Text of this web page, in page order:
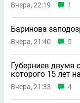
Вчера, 22:19 1
Баринова
Вчера, 21:40 5
Губерниев двумя
которого 15 лет
Вчера, 21:33 4